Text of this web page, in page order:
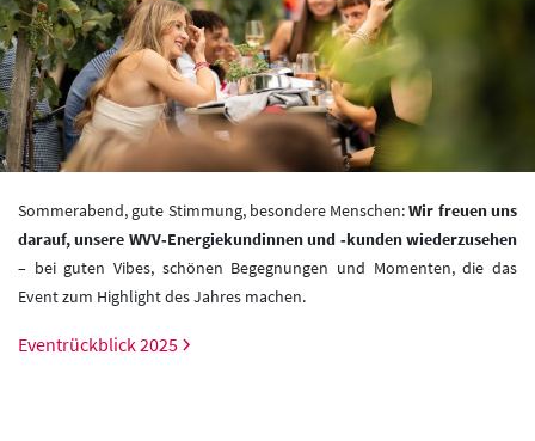
Sommerabend, gute Stimmung, besondere Menschen:Wir freuen uns
darauf, unsere WVV‑Energiekundinnen und ‑kunden wiederzusehen
– bei guten Vibes, schönen Begegnungen und Momenten, die das
Event zum Highlight des Jahres machen.
Eventrückblick 2025